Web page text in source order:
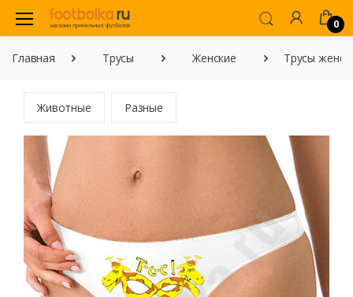
0
Главная Трусы Женские Трусы
Животные Разные